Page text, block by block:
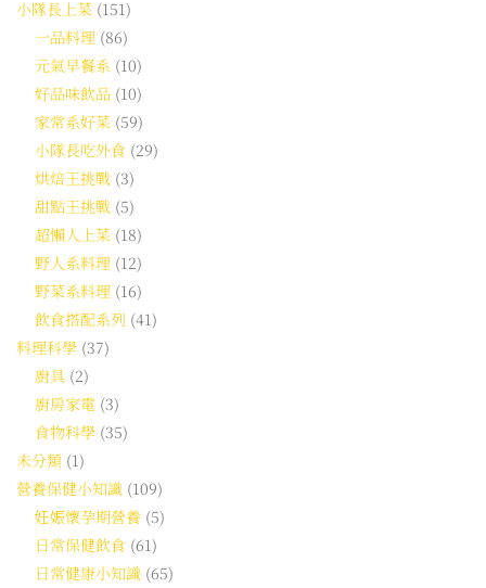
小隊長上菜 (151)
一品料理 (86)
元氣早餐系 (10)
好品味飲品 (10)
家常系好菜(59)
小隊長吃外食(29)
烘焙王挑戰(3)
甜點王挑戰(5)
超懶人上菜(18)
野人系料理 (12)
野菜系料理 (16)
飲食搭配系列 (41)
料理科學 (37)
廚具(2)
廚房家電(3)
食物科學 (35)
未分類 (1)
營養保健小知識 (109)
妊娠懷孕期營養(5)
日常保健飲食(61)
日常健康小知識(65)